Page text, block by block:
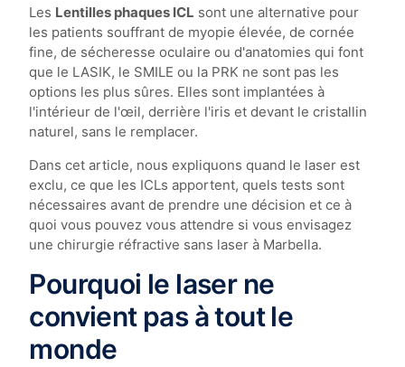
Les Lentilles phaques ICL sont une alternative pour
les patients souffrant de myopie élevée, de cornée
fine, de sécheresse oculaire ou d'anatomies qui font
que le LASIK, le SMILE ou la PRK ne sont pas les
options les plus sûres. Elles sont implantées à
l'intérieur de l'œil, derrière l'iris et devant le cristallin
naturel, sans le remplacer.
Dans cet article, nous expliquons quand le laser est
exclu, ce que les ICLs apportent, quels tests sont
nécessaires avant de prendre une décision et ce à
quoi vous pouvez vous attendre si vous envisagez
une chirurgie réfractive sans laser à Marbella.
Pourquoi le laser ne
convient pas à tout le
monde